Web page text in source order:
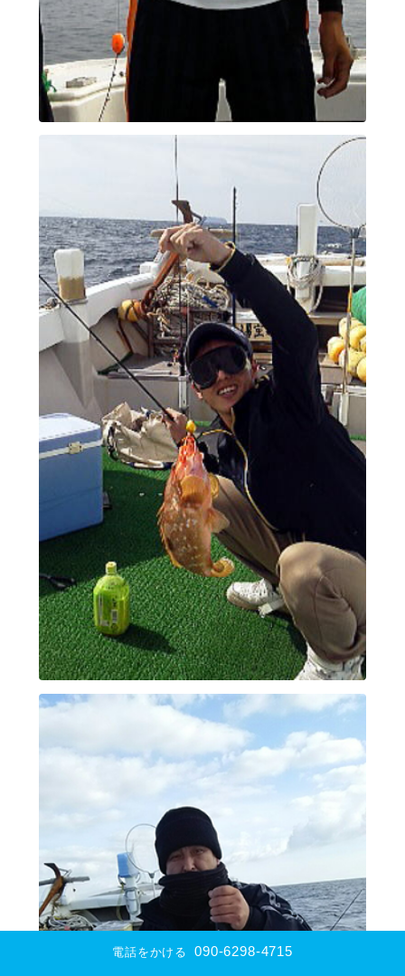
電話をかける 090-6298-4715